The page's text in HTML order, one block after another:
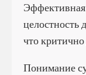
Эффективная
целостность
что
Понимание